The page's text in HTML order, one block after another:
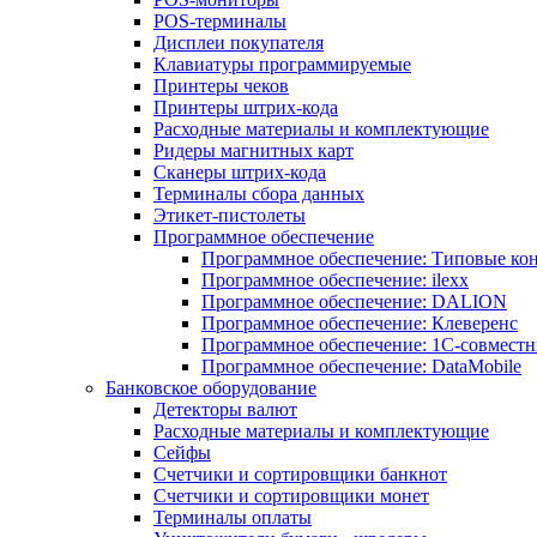
POS-терминалы
Дисплеи покупателя
Клавиатуры программируемые
Принтеры чеков
Принтеры штрих-кода
Расходные материалы и комплектующие
Ридеры магнитных карт
Сканеры штрих-кода
Терминалы сбора данных
Этикет-пистолеты
Программное обеспечение
Программное обеспечение: Типовые
Программное обеспечение: ilexx
Программное обеспечение: DALION
Программное обеспечение: Клеверенс
Программное обеспечение: 1С-
Программное обеспечение: DataMobile
Банковское оборудование
Детекторы валют
Расходные материалы и комплектующие
Сейфы
Счетчики и сортировщики банкнот
Счетчики и сортировщики монет
Терминалы оплаты